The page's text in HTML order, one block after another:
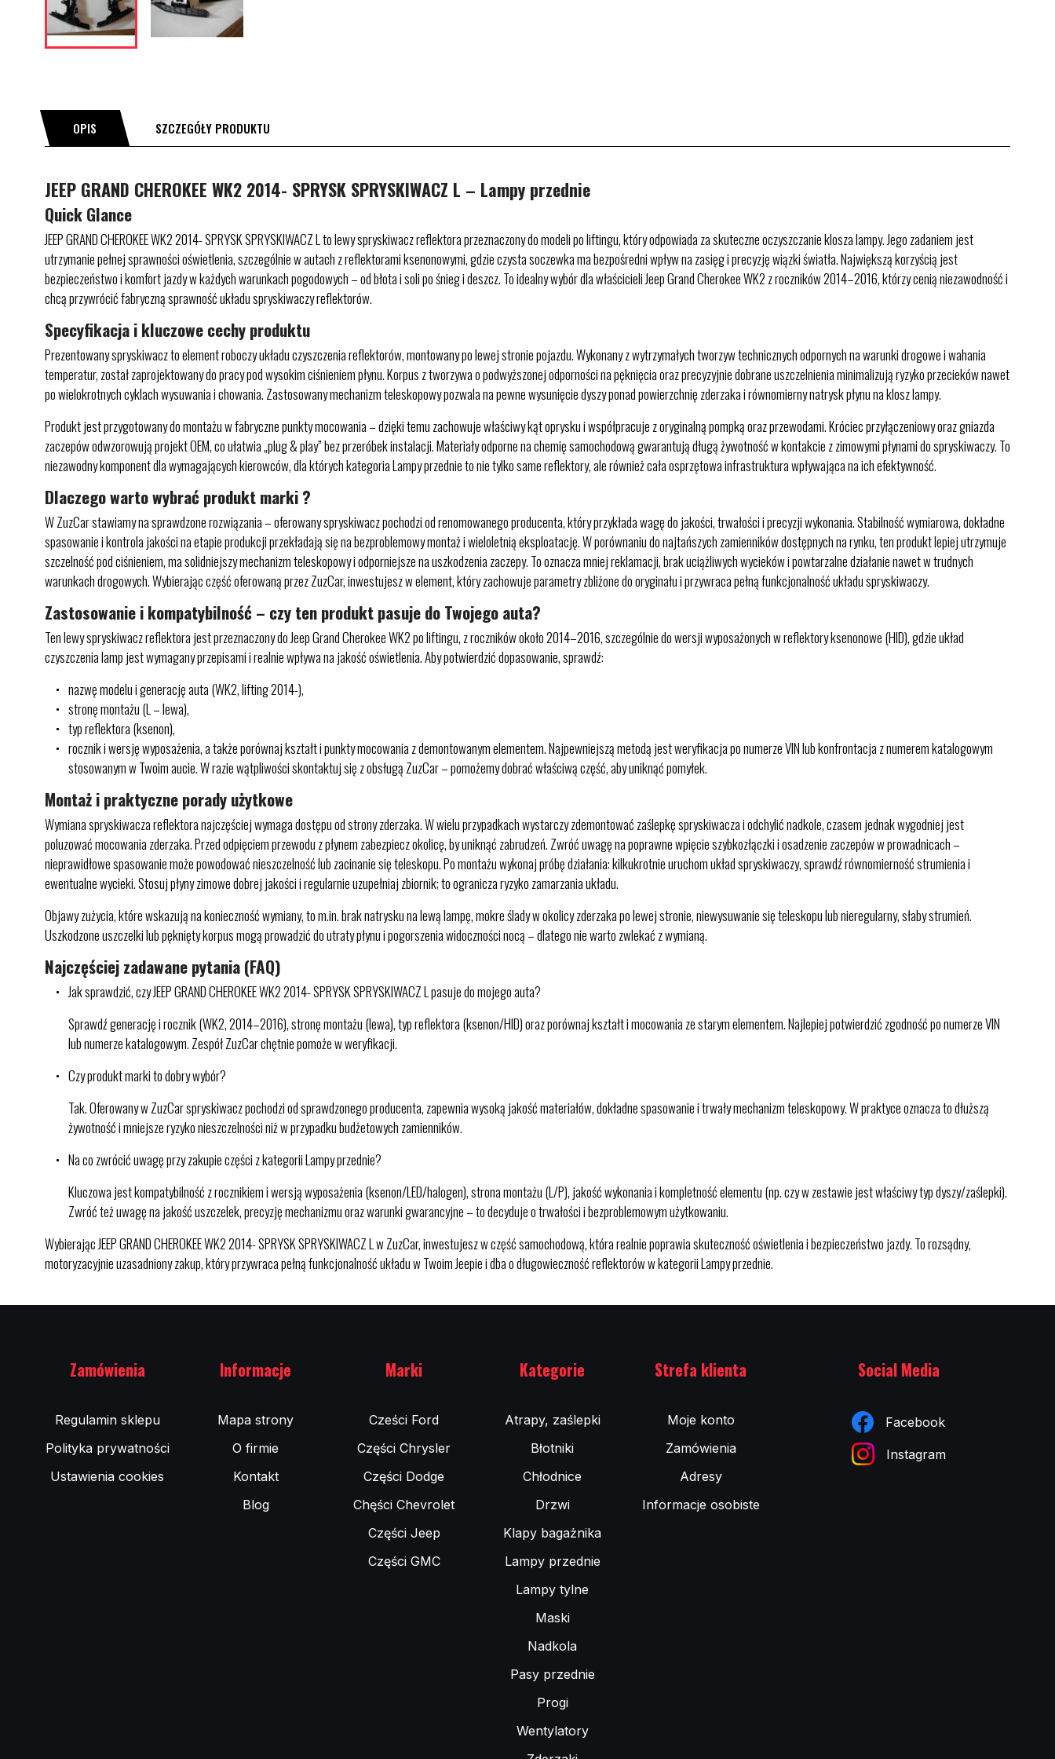
OPIS SZCZEGÓŁY PRODUKTU
JEEP GRAND CHEROKEE WK2 2014- SPRYSK SPRYSKIWACZ L – Lampy przednie
Quick Glance
JEEP GRAND CHEROKEE WK2 2014- SPRYSK SPRYSKIWACZ L to lewy spryskiwacz reflektora przeznaczony do modeli po liftingu, który odpowiada za skuteczne oczyszczanie klosza lampy. Jego zadaniem jest
utrzymanie pełnej sprawności oświetlenia, szczególnie w autach z reflektorami ksenonowymi, gdzie czysta soczewka ma bezpośredni wpływ na zasięg i precyzję wiązki światła. Największą korzyścią jest
bezpieczeństwo i komfort jazdy w każdych warunkach pogodowych – od błota i soli po śnieg i deszcz. To idealny wybór dla właścicieli Jeep Grand Cherokee WK2 z roczników 2014–2016, którzy cenią niezawodność i
chcą przywrócić fabryczną sprawność układu spryskiwaczy reflektorów.
Specyfikacja i kluczowe cechy produktu
Prezentowany spryskiwacz to element roboczy układu czyszczenia reflektorów, montowany po lewej stronie pojazdu. Wykonany z wytrzymałych tworzyw technicznych odpornych na warunki drogowe i wahania
temperatur, został zaprojektowany do pracy pod wysokim ciśnieniem płynu. Korpus z tworzywa o podwyższonej odporności na pęknięcia oraz precyzyjnie dobrane uszczelnienia minimalizują ryzyko przecieków nawet
po wielokrotnych cyklach wysuwania i chowania. Zastosowany mechanizm teleskopowy pozwala na pewne wysunięcie dyszy ponad powierzchnię zderzaka i równomierny natrysk płynu na klosz lampy.
Produkt jest przygotowany do montażu w fabryczne punkty mocowania – dzięki temu zachowuje właściwy kąt oprysku i współpracuje z oryginalną pompką oraz przewodami. Króciec przyłączeniowy oraz gniazda
zaczepów odwzorowują projekt OEM, co ułatwia „plug & play” bez przeróbek instalacji. Materiały odporne na chemię samochodową gwarantują długą żywotność w kontakcie z zimowymi płynami do spryskiwaczy. To
niezawodny komponent dla wymagających kierowców, dla których kategoria Lampy przednie to nie tylko same reflektory, ale również cała osprzętowa infrastruktura wpływająca na ich efektywność.
Dlaczego warto wybrać produkt marki ?
W ZuzCar stawiamy na sprawdzone rozwiązania – oferowany spryskiwacz pochodzi od renomowanego producenta, który przykłada wagę do jakości, trwałości i precyzji wykonania. Stabilność wymiarowa, dokładne
spasowanie i kontrola jakości na etapie produkcji przekładają się na bezproblemowy montaż i wieloletnią eksploatację. W porównaniu do najtańszych zamienników dostępnych na rynku, ten produkt lepiej utrzymuje
szczelność pod ciśnieniem, ma solidniejszy mechanizm teleskopowy i odporniejsze na uszkodzenia zaczepy. To oznacza mniej reklamacji, brak uciążliwych wycieków i powtarzalne działanie nawet w trudnych
warunkach drogowych. Wybierając część oferowaną przez ZuzCar, inwestujesz w element, który zachowuje parametry zbliżone do oryginału i przywraca pełną funkcjonalność układu spryskiwaczy.
Zastosowanie i kompatybilność – czy ten produkt pasuje do Twojego auta?
Ten lewy spryskiwacz reflektora jest przeznaczony do Jeep Grand Cherokee WK2 po liftingu, z roczników około 2014–2016, szczególnie do wersji wyposażonych w reflektory ksenonowe (HID), gdzie układ
czyszczenia lamp jest wymagany przepisami i realnie wpływa na jakość oświetlenia. Aby potwierdzić dopasowanie, sprawdź:
nazwę modelu i generację auta (WK2, lifting 2014-),
stronę montażu (L – lewa),
typ reflektora (ksenon),
rocznik i wersję wyposażenia, a także porównaj kształt i punkty mocowania z demontowanym elementem. Najpewniejszą metodą jest weryfikacja po numerze VIN lub konfrontacja z numerem katalogowym
stosowanym w Twoim aucie. W razie wątpliwości skontaktuj się z obsługą ZuzCar – pomożemy dobrać właściwą część, aby uniknąć pomyłek.
Montaż i praktyczne porady użytkowe
Wymiana spryskiwacza reflektora najczęściej wymaga dostępu od strony zderzaka. W wielu przypadkach wystarczy zdemontować zaślepkę spryskiwacza i odchylić nadkole, czasem jednak wygodniej jest
poluzować mocowania zderzaka. Przed odpięciem przewodu z płynem zabezpiecz okolicę, by uniknąć zabrudzeń. Zwróć uwagę na poprawne wpięcie szybkozłączki i osadzenie zaczepów w prowadnicach –
nieprawidłowe spasowanie może powodować nieszczelność lub zacinanie się teleskopu. Po montażu wykonaj próbę działania: kilkukrotnie uruchom układ spryskiwaczy, sprawdź równomierność strumienia i
ewentualne wycieki. Stosuj płyny zimowe dobrej jakości i regularnie uzupełniaj zbiornik; to ogranicza ryzyko zamarzania układu.
Objawy zużycia, które wskazują na konieczność wymiany, to m.in. brak natrysku na lewą lampę, mokre ślady w okolicy zderzaka po lewej stronie, niewysuwanie się teleskopu lub nieregularny, słaby strumień.
Uszkodzone uszczelki lub pęknięty korpus mogą prowadzić do utraty płynu i pogorszenia widoczności nocą – dlatego nie warto zwlekać z wymianą.
Najczęściej zadawane pytania (FAQ)
Jak sprawdzić, czy JEEP GRAND CHEROKEE WK2 2014- SPRYSK SPRYSKIWACZ L pasuje do mojego auta?
Sprawdź generację i rocznik (WK2, 2014–2016), stronę montażu (lewa), typ reflektora (ksenon/HID) oraz porównaj kształt i mocowania ze starym elementem. Najlepiej potwierdzić zgodność po numerze VIN
lub numerze katalogowym. Zespół ZuzCar chętnie pomoże w weryfikacji.
Czy produkt marki to dobry wybór?
Tak. Oferowany w ZuzCar spryskiwacz pochodzi od sprawdzonego producenta, zapewnia wysoką jakość materiałów, dokładne spasowanie i trwały mechanizm teleskopowy. W praktyce oznacza to dłuższą
żywotność i mniejsze ryzyko nieszczelności niż w przypadku budżetowych zamienników.
Na co zwrócić uwagę przy zakupie części z kategorii Lampy przednie?
Kluczowa jest kompatybilność z rocznikiem i wersją wyposażenia (ksenon/LED/halogen), strona montażu (L/P), jakość wykonania i kompletność elementu (np. czy w zestawie jest właściwy typ dyszy/zaślepki).
Zwróć też uwagę na jakość uszczelek, precyzję mechanizmu oraz warunki gwarancyjne – to decyduje o trwałości i bezproblemowym użytkowaniu.
Wybierając JEEP GRAND CHEROKEE WK2 2014- SPRYSK SPRYSKIWACZ L w ZuzCar, inwestujesz w część samochodową, która realnie poprawia skuteczność oświetlenia i bezpieczeństwo jazdy. To rozsądny,
motoryzacyjnie uzasadniony zakup, który przywraca pełną funkcjonalność układu w Twoim Jeepie i dba o długowieczność reflektorów w kategorii Lampy przednie.
Zamówienia
Regulamin sklepu
Polityka prywatności
Ustawienia cookies
Informacje
Mapa strony
O firmie
Kontakt
Blog
Marki
Cześci Ford
Części Chrysler
Części Dodge
Chęści Chevrolet
Części Jeep
Części GMC
Kategorie
Atrapy, zaślepki
Błotniki
Chłodnice
Drzwi
Klapy bagażnika
Lampy przednie
Lampy tylne
Maski
Nadkola
Pasy przednie
Progi
Wentylatory
Strefa klienta
Moje konto
Zamówienia
Adresy
Informacje osobiste
Social Media
Facebook
Instagram